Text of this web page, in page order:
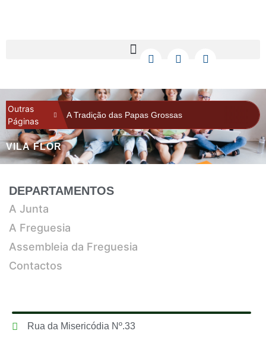
Outras
Páginas
A Tradição das Papas Grossas
História em Fotografia
Informações
Galeria
VILA FLOR
DEPARTAMENTOS
A Junta
A Freguesia
Assembleia da Freguesia
Contactos
Rua da Misericódia Nº.33